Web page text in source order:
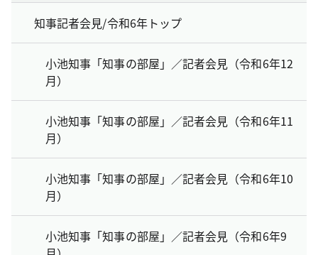
知事記者会見/令和6年トップ
小池知事「知事の部屋」／記者会見（令和6年12
月）
小池知事「知事の部屋」／記者会見（令和6年11
月）
小池知事「知事の部屋」／記者会見（令和6年10
月）
小池知事「知事の部屋」／記者会見（令和6年9